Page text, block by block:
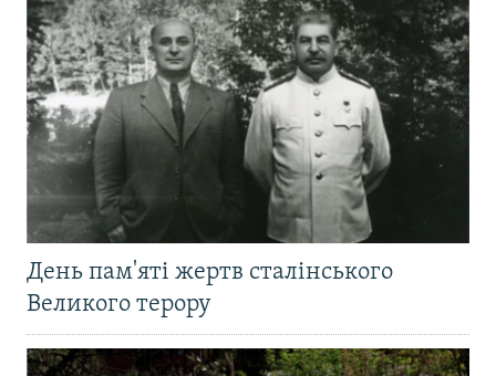
День пам'яті жертв сталінського
Великого терору